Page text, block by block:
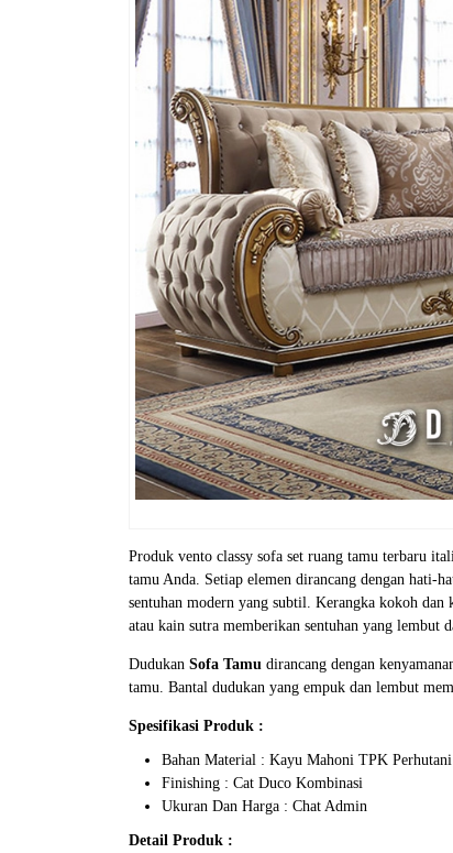
Produk vento classy sofa set ruang tamu terbaru
tamu Anda. Setiap elemen dirancang dengan hati-
sentuhan modern yang subtil. Kerangka kokoh
atau kain sutra memberikan sentuhan yang lembut
Dudukan Sofa Tamu dirancang dengan
tamu. Bantal dudukan yang empuk dan lembut
Spesifikasi Produk :
Bahan Material : Kayu Mahoni TPK Perhutani
Finishing : Cat Duco Kombinasi
Ukuran Dan Harga : Chat Admin
Detail Produk :